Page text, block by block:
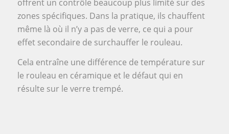
offrent un contrôle beaucoup plus limité sur des
zones spécifiques. Dans la pratique, ils chauffent
même là où il n’y a pas de verre, ce qui a pour
effet secondaire de surchauffer le rouleau.
Cela entraîne une différence de température sur
le rouleau en céramique et le défaut qui en
résulte sur le verre trempé.